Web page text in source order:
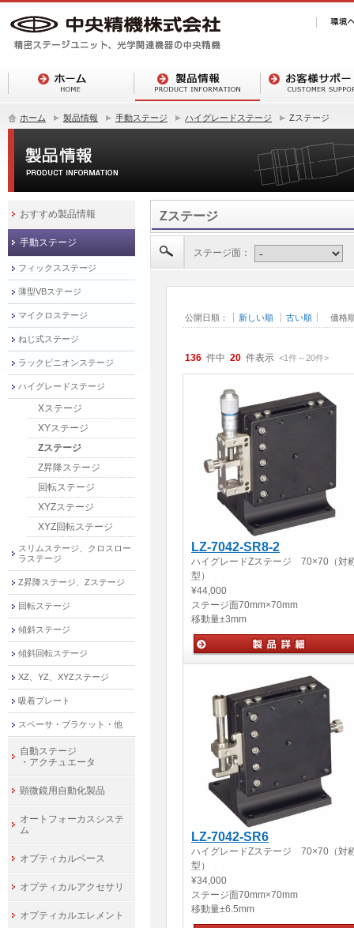
ホーム 製品情報 手動ステージ ハイグレードステージ Zステージ
Zステージ
ステージ面：
公開日順： 新しい順 古い順 価格
136 件中 20 件表示 <1件～20件>
LZ-7042-SR8-2
ハイグレードZステージ 70×70（対
型）
¥44,000
ステージ面70mm×70mm
移動量±3mm
LZ-7042-SR6
ハイグレードZステージ 70×70（対
型）
¥34,000
ステージ面70mm×70mm
移動量±6.5mm
おすすめ製品情報
手動ステージ
フィックスステージ
薄型VBステージ
マイクロステージ
ねじ式ステージ
ラックピニオンステージ
ハイグレードステージ
Xステージ
XYステージ
Zステージ
Z昇降ステージ
回転ステージ
XYZステージ
XYZ回転ステージ
スリムステージ、クロスロー
ラステージ
Z昇降ステージ、Zステージ
回転ステージ
傾斜ステージ
傾斜回転ステージ
XZ、YZ、XYZステージ
吸着プレート
スペーサ・ブラケット・他
自動ステージ
・アクチュエータ
顕微鏡用自動化製品
オートフォーカスシステ
ム
オプティカルベース
オプティカルアクセサリ
オプティカルエレメント